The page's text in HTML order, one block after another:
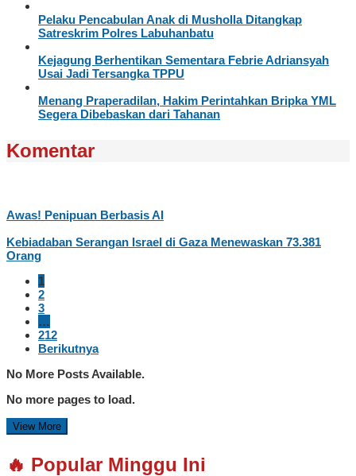
Pelaku Pencabulan Anak di Musholla Ditangkap
Satreskrim Polres Labuhanbatu
Kejagung Berhentikan Sementara Febrie Adriansyah
Usai Jadi Tersangka TPPU
Menang Praperadilan, Hakim Perintahkan Bripka YML
Segera Dibebaskan dari Tahanan
Komentar
Awas! Penipuan Berbasis AI
Kebiadaban Serangan Israel di Gaza Menewaskan 73.381
Orang
1
2
3
…
212
Berikutnya
No More Posts Available.
No more pages to load.
View More
🔥 Popular Minggu Ini